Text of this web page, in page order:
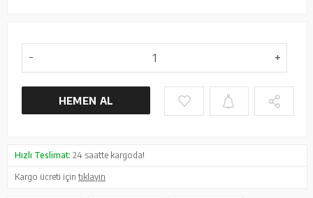
HEMEN AL
Hızlı Teslimat: 24 saatte kargoda!
Kargo ücreti içintıklayın